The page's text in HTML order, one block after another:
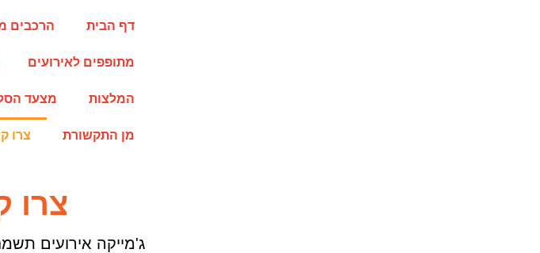
דף הבית הרכבים
מתופפים לאירועים
המלצות מצעד
מן התקשורת צרו
צרו
ג'מייקה אירועים